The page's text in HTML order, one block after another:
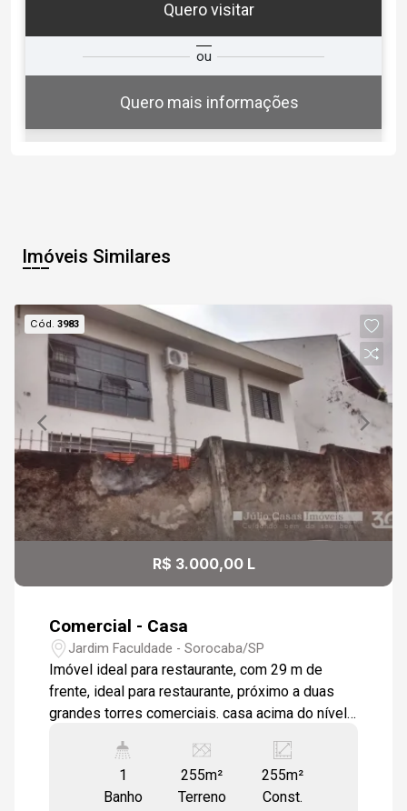
Quero visitar
ou
Quero mais informações
Qual o melhor dia e horário para
você?
08
Aug/Sat
09
Aug/Sun
10
Aug/Mon
11
18:00
18:30
19:00
Continuar
Imóveis Similares
Cód.3983
R$ 3.000,00 L
Comercial - Casa
Jardim Faculdade - Sorocaba/SP
Imóvel ideal para restaurante, com 29 m de
frente, ideal para restaurante, próximo a duas
grandes torres comerciais. casa acima do nível
fácil adaptação para restaurante, atualmente
constituída por sala, espaçosa cozinha, 3
dormitórios e 2 banheiros. Ao fundo uma área
1
Banho
255m²
Terreno
255m²
Const.